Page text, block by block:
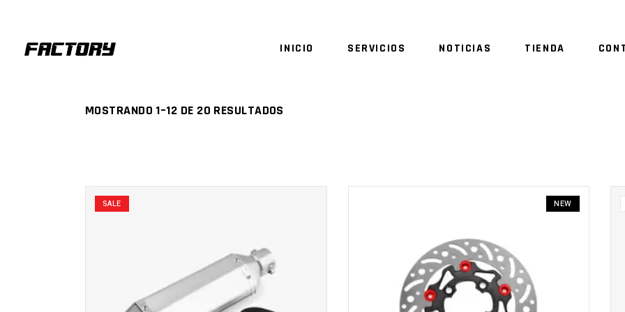
INICIO SERVICIOS NOTICIAS TIENDA
MOSTRANDO 1–12 DE 20 RESULTADOS
SALE
AÑADIR AL CARRITO
NEW
AÑADIR AL CARRITO